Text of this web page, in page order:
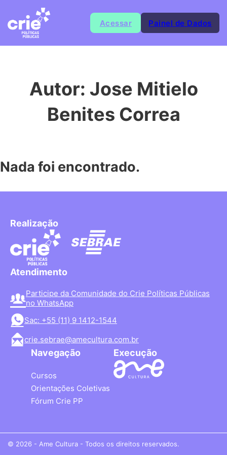
Acessar Painel de Dados
Autor: Jose Mitielo
Benites Correa
Nada foi encontrado.
Realização
Atendimento
Participe da Comunidade do Crie Políticas Públicas
no WhatsApp
Sac: +55 (11) 9 1412-1544
crie.sebrae@amecultura.com.br
Navegação
Cursos
Orientações Coletivas
Fórum Crie PP
Execução
© 2026 - Ame Cultura - Todos os direitos reservados.